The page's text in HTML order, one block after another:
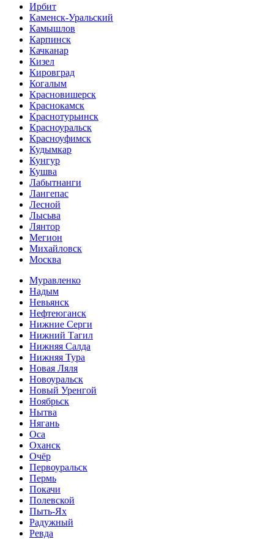
Ирбит
Каменск-Уральский
Камышлов
Карпинск
Качканар
Кизел
Кировград
Когалым
Красновишерск
Краснокамск
Краснотурьинск
Красноуральск
Красноуфимск
Кудымкар
Кунгур
Кушва
Лабытнанги
Лангепас
Лесной
Лысьва
Лянтор
Мегион
Михайловск
Москва
Муравленко
Надым
Невьянск
Нефтеюганск
Нижние Серги
Нижний Тагил
Нижняя Салда
Нижняя Тура
Новая Ляля
Новоуральск
Новый Уренгой
Ноябрьск
Нытва
Нягань
Оса
Оханск
Очёр
Первоуральск
Пермь
Покачи
Полевской
Пыть-Ях
Радужный
Ревда